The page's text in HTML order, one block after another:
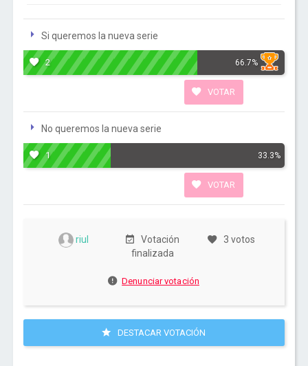
Si queremos la nueva serie
2 66.7%
VOTAR
No queremos la nueva serie
1 33.3%
VOTAR
riul
Votación
finalizada
3 votos
Denunciar votación
DESTACAR VOTACIÓN